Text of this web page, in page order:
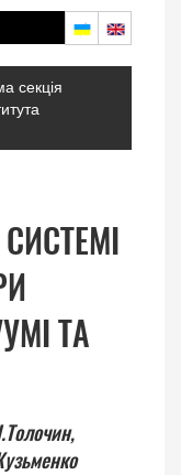
секція
ТА